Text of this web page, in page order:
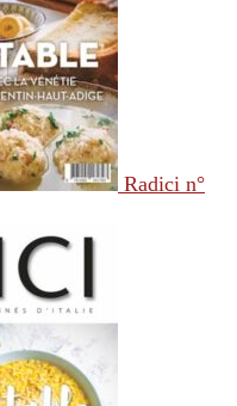
Radici n°